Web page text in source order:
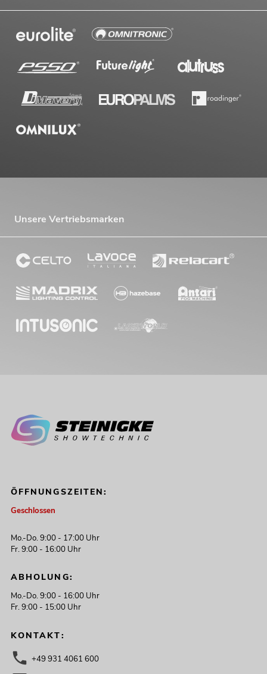
EUROLITE Set LED KLS Laser Bar PRO
No. 20000452
Bestand reicht ca. 12 Wo.
EUROLITE Set LED KLS Laser Bar Next
FX-Lichtset + M-4 Boxenhochständer
Bestand reicht ca. 12 Wo.
EUROLITE Set LED KLS Laser Bar Next
FX-Lichtset + STV-60-WOT EU
No. 20000816
549,00
Unsere Vertriebsmarken
ÖFFNUNGSZEITEN:
Geschlossen
Mo.-Do. 9:00 - 17:00 Uhr
Fr. 9:00 - 16:00 Uhr
ABHOLUNG:
Mo.-Do. 9:00 - 16:00 Uhr
Fr. 9:00 - 15:00 Uhr
KONTAKT:
+49 931 4061 600